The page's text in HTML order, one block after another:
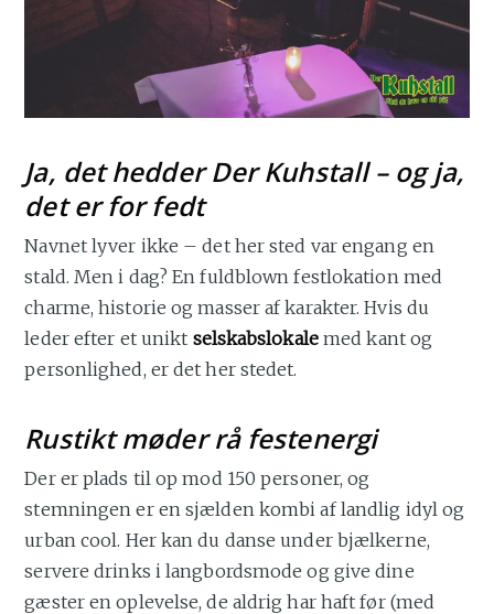
Ja, det hedder Der Kuhstall – og ja,
det er for fedt
Navnet lyver ikke – det her sted var engang en
stald. Men i dag? En fuldblown festlokation med
charme, historie og masser af karakter. Hvis du
leder efter et unikt selskabslokalemed kant og
personlighed, er det her stedet.
Rustikt møder rå festenergi
Der er plads til op mod 150 personer, og
stemningen er en sjælden kombi af landlig idyl og
urban cool. Her kan du danse under bjælkerne,
servere drinks i langbordsmode og give dine
gæster en oplevelse, de aldrig har haft før (med